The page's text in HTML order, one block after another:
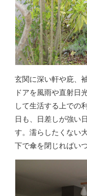
玄関に深い軒や庇、
ドアを風雨や直射日
して生活する上での
日も、日差しが強い
す。濡らしたくない
下で傘を閉じればい